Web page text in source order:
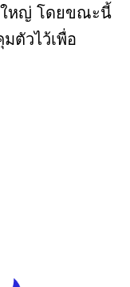
ใหญ่ โดยขณะนี้
ตัวไว้เพื่อ